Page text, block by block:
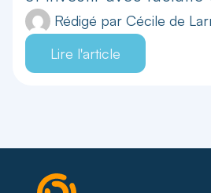
Rédigé par Cécile de
Lire l'article